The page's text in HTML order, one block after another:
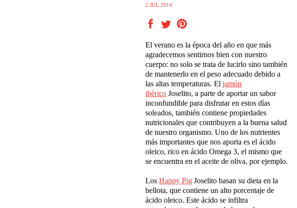
2.JUL.2014
El verano es la época del año en que más
agradecemos sentirnos bien con nuestro
cuerpo: no solo se trata de lucirlo sino también
de mantenerlo en el peso adecuado debido a
las altas temperaturas. Eljamón
ibérico Joselito, a parte de aportar un sabor
inconfundible para disfrutar en estos días
soleados, también contiene propiedades
nutricionales que contribuyen a la buena salud
de nuestro organismo. Uno de los nutrientes
más importantes que nos aporta es el ácido
oleico, rico en ácido Omega 3, el mismo que
se encuentra en el aceite de oliva, por ejemplo.
LosHappy Pig Joselito basan su dieta en la
bellota, que contiene un alto porcentaje de
ácido oleico. Este ácido se infiltra